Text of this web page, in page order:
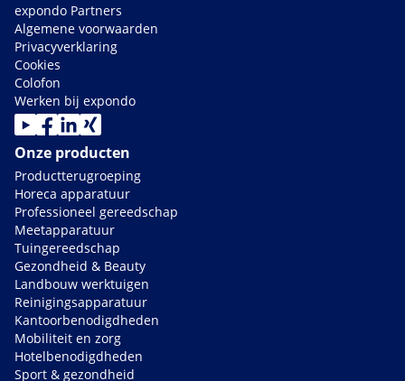
expondo Partners
Algemene voorwaarden
Privacyverklaring
Cookies
Colofon
Werken bij expondo
Onze producten
Productterugroeping
Horeca apparatuur
Professioneel gereedschap
Meetapparatuur
Tuingereedschap
Gezondheid & Beauty
Landbouw werktuigen
Reinigingsapparatuur
Kantoorbenodigdheden
Mobiliteit en zorg
Hotelbenodigdheden
Sport & gezondheid